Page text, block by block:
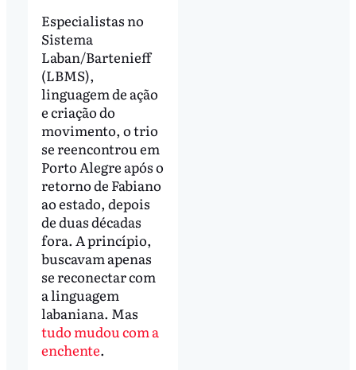
Especialistas no
Sistema
Laban/Bartenieff
(LBMS),
linguagem de ação
e criação do
movimento, o trio
se reencontrou em
Porto Alegre após o
retorno de Fabiano
ao estado, depois
de duas décadas
fora. A princípio,
buscavam apenas
se reconectar com
a linguagem
labaniana. Mas
tudo mudou com a
enchente.